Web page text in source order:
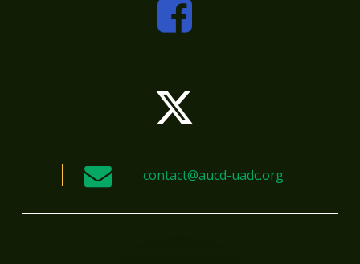
contact@aucd-uadc.org